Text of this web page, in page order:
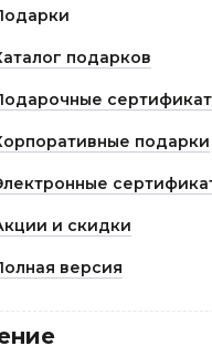
подарков
подарки
и скидки
версия